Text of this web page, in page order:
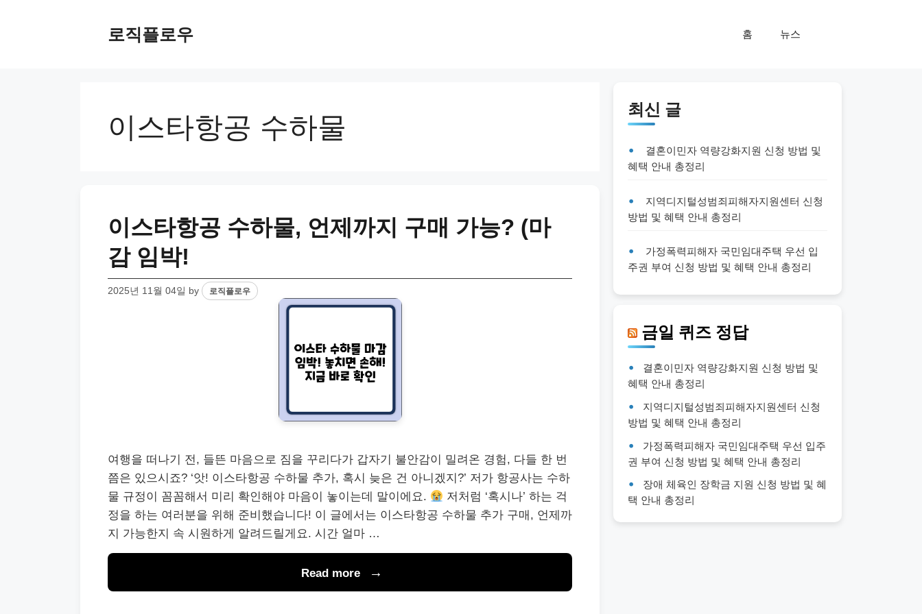
로직플로우 홈 뉴스
이스타항공 수하물
이스타항공 수하물, 언제까지 구매 가능? (마
감 임박!
2025년 11월 04일 by 로직플로우
여행을 떠나기 전, 들뜬 마음으로 짐을 꾸리다가 갑자기 불안감이 밀려온 경험, 다들 한 번
쯤은 있으시죠? ‘앗! 이스타항공 수하물 추가, 혹시 늦은 건 아니겠지?’ 저가 항공사는 수하
물 규정이 꼼꼼해서 미리 확인해야 마음이 놓이는데 말이에요.
저처럼 ‘혹시나’ 하는 걱
정을 하는 여러분을 위해 준비했습니다! 이 글에서는 이스타항공 수하물 추가 구매, 언제까
지 가능한지 속 시원하게 알려드릴게요. 시간 얼마 …
Read more
최신 글
결혼이민자 역량강화지원 신청 방법 및
혜택 안내 총정리
지역디지털성범죄피해자지원센터 신청
방법 및 혜택 안내 총정리
가정폭력피해자 국민임대주택 우선 입
주권 부여 신청 방법 및 혜택 안내 총정리
금일 퀴즈 정답
결혼이민자 역량강화지원 신청 방법 및
혜택 안내 총정리
지역디지털성범죄피해자지원센터 신청
방법 및 혜택 안내 총정리
가정폭력피해자 국민임대주택 우선 입주
권 부여 신청 방법 및 혜택 안내 총정리
장애 체육인 장학금 지원 신청 방법 및 혜
택 안내 총정리